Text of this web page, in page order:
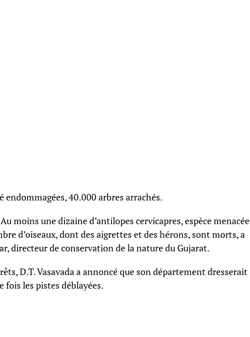
endommagées, 40.000 arbres arrachés.
moins une dizaine d’antilopes cervicapres, espèce menacée
d’oiseaux, dont des aigrettes et des hérons, sont morts, a
directeur de conservation de la nature du Gujarat.
D.T. Vasavada a annoncé que son département dresserait
fois les pistes déblayées.